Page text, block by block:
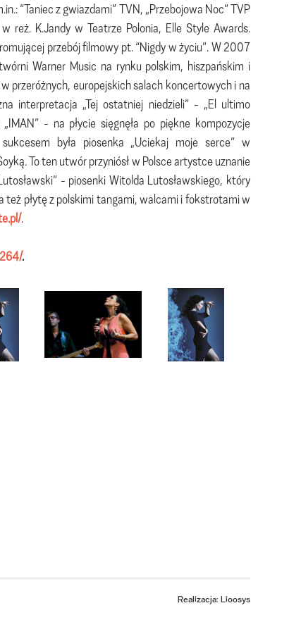
“Taniec z gwiazdami” TVN, „Przebojowa Noc” TVP
reż. K.Jandy w Teatrze Polonia, Elle Style Awards.
przebój filmowy pt. “Nigdy w życiu”. W 2007
Warner Music na rynku polskim, hiszpańskim i
przeróżnych, europejskich salach koncertowych i na
interpretacja „Tej ostatniej niedzieli” - „El ultimo
- na płycie sięgnęła po piękne kompozycje
była piosenka „Uciekaj moje serce” w
To ten utwór przyniósł w Polsce artystce uznanie
- piosenki Witolda Lutosławskiego, który
też płytę z polskimi tangami, walcami i fokstrotami w
.
.
Realizacja: Lioosys